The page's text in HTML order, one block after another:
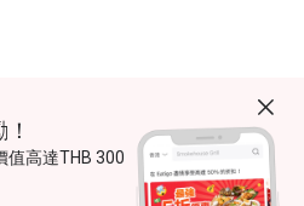
值高達THB 300